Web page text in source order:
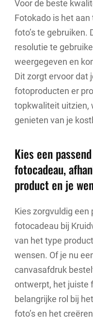
Voor de beste
Fotokado is het
foto’s te gebruiken.
resolutie te
weergegeven en
Dit zorgt ervoor dat
fotoproducten er
topkwaliteit uitzien,
genieten van je
Kies een
fotocadeau,
product en je
Kies zorgvuldig
fotocadeau bij
van het type
wensen. Of je nu
canvasafdruk
ontwerpt, het juiste
belangrijke rol bij
foto’s en het